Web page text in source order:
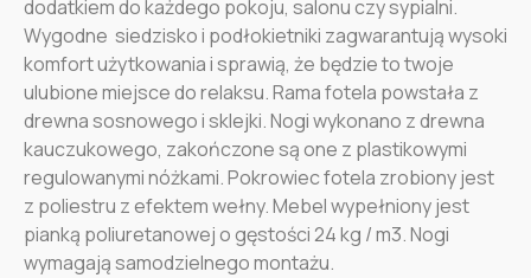
dodatkiem do każdego pokoju, salonu czy sypialni.
Wygodne siedzisko i podłokietniki zagwarantują wysoki
komfort użytkowania i sprawią, że będzie to twoje
ulubione miejsce do relaksu.Rama fotela powstała z
drewna sosnowego i sklejki. Nogi wykonano z drewna
kauczukowego, zakończone są one z plastikowymi
regulowanymi nóżkami. Pokrowiec fotela zrobiony jest
z poliestru z efektem wełny. Mebel wypełniony jest
pianką poliuretanowej o gęstości 24 kg / m3. Nogi
wymagają samodzielnego montażu.